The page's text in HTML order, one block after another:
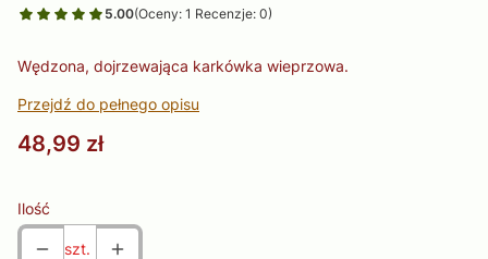
5.00(Oceny: 1 Recenzje: 0)
Wędzona, dojrzewająca karkówka wieprzowa.
Przejdź do pełnego opisu
Cena
48,99 zł
Ilość
szt.